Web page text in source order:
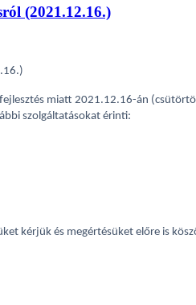
(2021.12.16.)
miatt 2021.12.16-án
szolgáltatásokat érinti:
kérjük és megértésüket előre is